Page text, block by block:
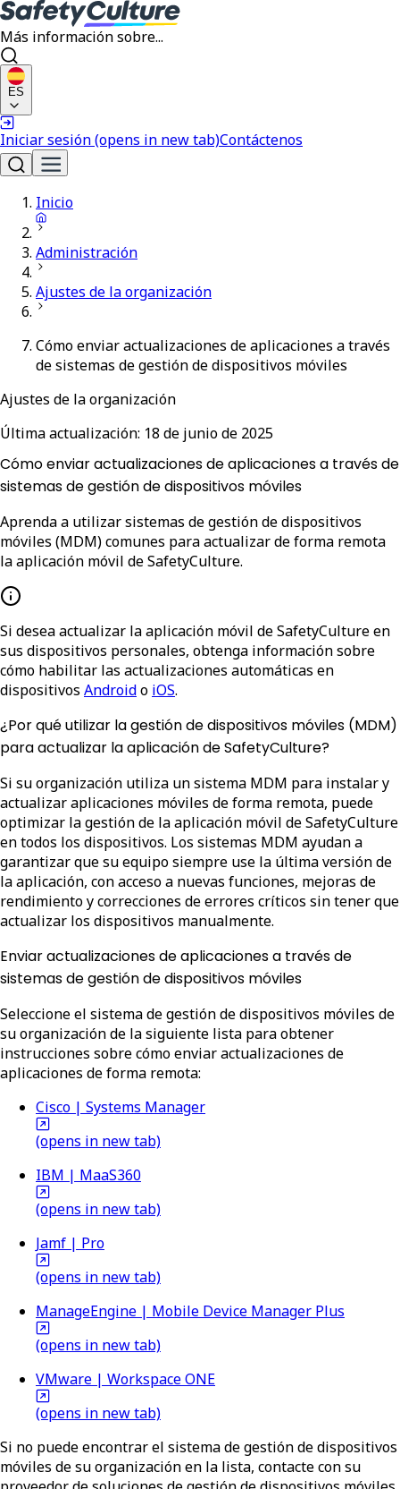
Más información sobre...
ES
Iniciar sesión(opens in new tab)Contáctenos
Inicio
Administración
Ajustes de la organización
Cómo enviar actualizaciones de aplicaciones a través
de sistemas de gestión de dispositivos móviles
Ajustes de la organización
Última actualización: 18 de junio de 2025
Cómo enviar actualizaciones de aplicaciones a través de
sistemas de gestión de dispositivos móviles
Aprenda a utilizar sistemas de gestión de dispositivos
móviles (MDM) comunes para actualizar de forma remota
la aplicación móvil de SafetyCulture.
Si desea actualizar la aplicación móvil de SafetyCulture en
sus dispositivos personales, obtenga información sobre
cómo habilitar las actualizaciones automáticas en
dispositivos Androido iOS.
¿Por qué utilizar la gestión de dispositivos móviles (MDM)
para actualizar la aplicación de SafetyCulture?
Si su organización utiliza un sistema MDM para instalar y
actualizar aplicaciones móviles de forma remota, puede
optimizar la gestión de la aplicación móvil de SafetyCulture
en todos los dispositivos. Los sistemas MDM ayudan a
garantizar que su equipo siempre use la última versión de
la aplicación, con acceso a nuevas funciones, mejoras de
rendimiento y correcciones de errores críticos sin tener que
actualizar los dispositivos manualmente.
Enviar actualizaciones de aplicaciones a través de
sistemas de gestión de dispositivos móviles
Seleccione el sistema de gestión de dispositivos móviles de
su organización de la siguiente lista para obtener
instrucciones sobre cómo enviar actualizaciones de
aplicaciones de forma remota:
Cisco | Systems Manager
(opens in new tab)
IBM | MaaS360
(opens in new tab)
Jamf | Pro
(opens in new tab)
ManageEngine | Mobile Device Manager Plus
(opens in new tab)
VMware | Workspace ONE
(opens in new tab)
Si no puede encontrar el sistema de gestión de dispositivos
móviles de su organización en la lista, contacte con su